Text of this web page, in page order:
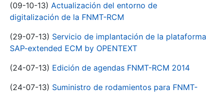
(09-10-13) Actualización del entorno de
digitalización de la FNMT-RCM
(29-07-13) Servicio de implantación de la plataforma
SAP-extended ECM by OPENTEXT
(24-07-13) Edición de agendas FNMT-RCM 2014
(24-07-13) Suministro de rodamientos para FNMT-